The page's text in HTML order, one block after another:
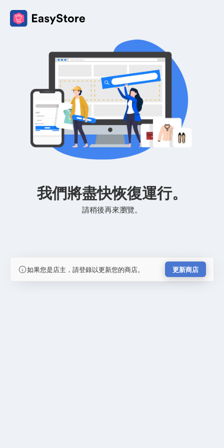
我們將盡快恢復運行。
請稍後再來瀏覽。
如果您是店主，請登錄以更新您的商店。 更新商店